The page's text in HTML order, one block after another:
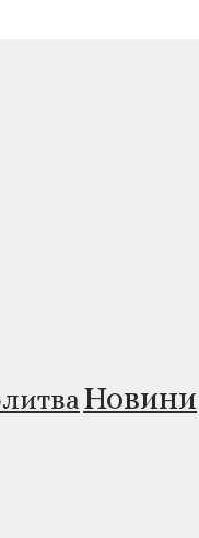
Новини